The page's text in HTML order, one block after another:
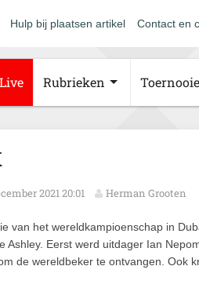
Hulp bij plaatsen artikel Contact en
Live Rubrieken
2021 20:01 Herman Grooten
van het wereldkampioenschap in
Ashley. Eerst werd uitdager Ian
de wereldbeker te ontvangen. Ook